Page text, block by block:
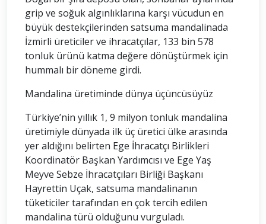
grip ve soğuk algınlıklarına karşı vücudun en
büyük destekçilerinden satsuma mandalinada
İzmirli üreticiler ve ihracatçılar, 133 bin 578
tonluk ürünü katma değere dönüştürmek için
hummalı bir döneme girdi.
Mandalina üretiminde dünya üçüncüsüyüz
Türkiye’nin yıllık 1, 9 milyon tonluk mandalina
üretimiyle dünyada ilk üç üretici ülke arasında
yer aldığını belirten Ege İhracatçı Birlikleri
Koordinatör Başkan Yardımcısı ve Ege Yaş
Meyve Sebze İhracatçıları Birliği Başkanı
Hayrettin Uçak, satsuma mandalinanın
tüketiciler tarafından en çok tercih edilen
mandalina türü olduğunu vurguladı.